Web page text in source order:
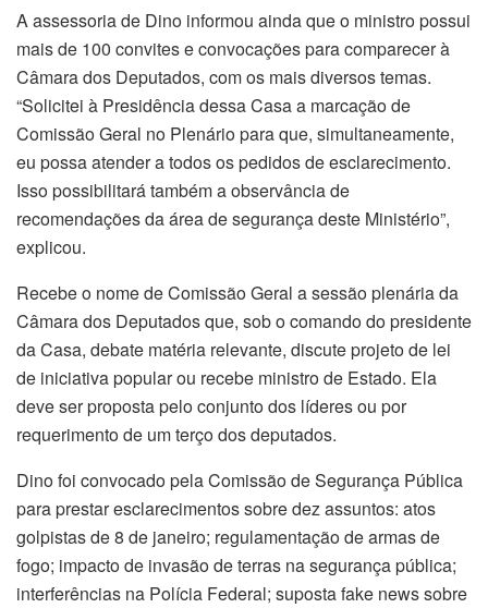
A assessoria de Dino informou ainda que o ministro possui
mais de 100 convites e convocações para comparecer à
Câmara dos Deputados, com os mais diversos temas.
“Solicitei à Presidência dessa Casa a marcação de
Comissão Geral no Plenário para que, simultaneamente,
eu possa atender a todos os pedidos de esclarecimento.
Isso possibilitará também a observância de
recomendações da área de segurança deste Ministério”,
explicou.
Recebe o nome de Comissão Geral a sessão plenária da
Câmara dos Deputados que, sob o comando do presidente
da Casa, debate matéria relevante, discute projeto de lei
de iniciativa popular ou recebe ministro de Estado. Ela
deve ser proposta pelo conjunto dos líderes ou por
requerimento de um terço dos deputados.
Dino foi convocado pela Comissão de Segurança Pública
para prestar esclarecimentos sobre dez assuntos: atos
golpistas de 8 de janeiro; regulamentação de armas de
fogo; impacto de invasão de terras na segurança pública;
interferências na Polícia Federal; suposta fake news sobre